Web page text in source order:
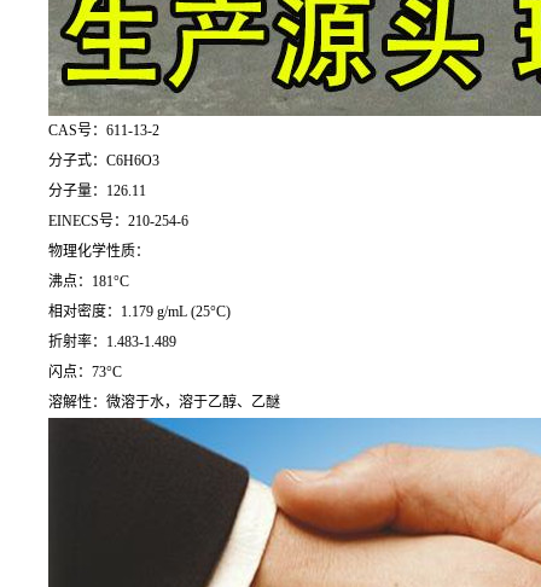
CAS号：611-13-2
分子式：C6H6O3
分子量：126.11
EINECS号：210-254-6
物理化学性质：
沸点：181°C
相对密度：1.179 g/mL (25°C)
折射率：1.483-1.489
闪点：73°C
溶解性：微溶于水，溶于乙醇、乙醚